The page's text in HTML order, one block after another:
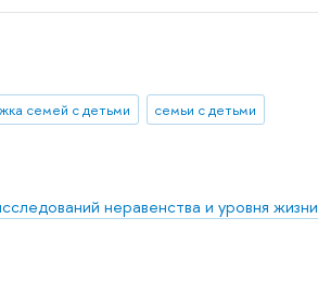
семей с детьми семьи с детьми
неравенства и уровня жизни